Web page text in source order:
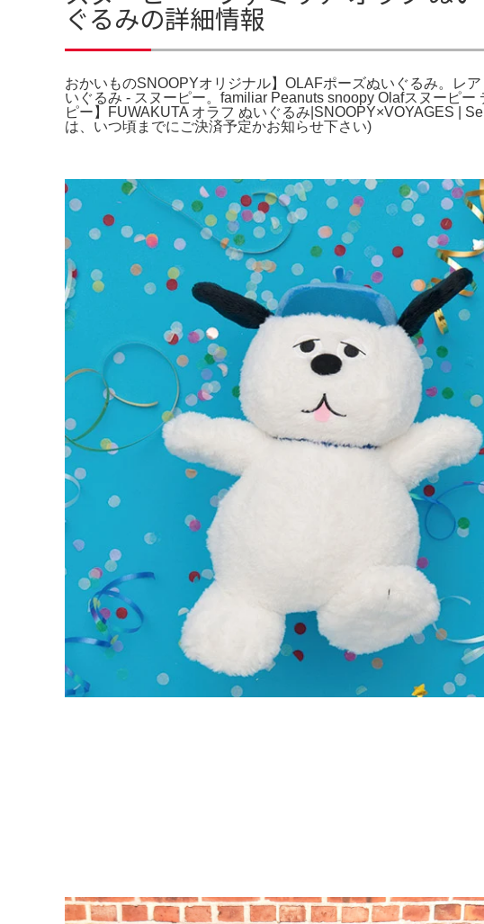
ぐるみの詳細情報
おかいものSNOOPYオリジナル】OLAFポーズぬいぐるみ。レ
いぐるみ - スヌーピー。familiar Peanuts snoopy Olafスヌーピ
ピー】FUWAKUTA オラフ ぬいぐるみ|SNOOPY×VOYAGES |
は、いつ頃までにご決済予定かお知らせ下さい)